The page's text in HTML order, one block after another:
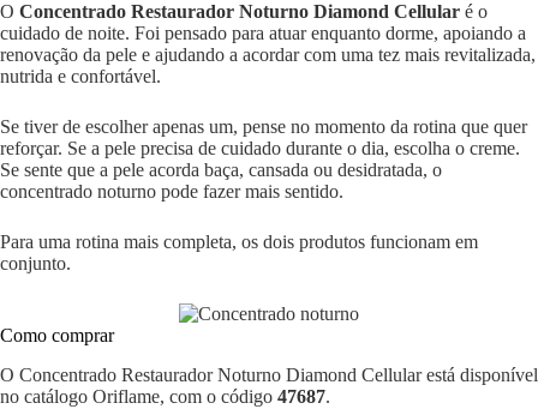
O Concentrado Restaurador Noturno Diamond Cellular é o
cuidado de noite. Foi pensado para atuar enquanto dorme, apoiando a
renovação da pele e ajudando a acordar com uma tez mais revitalizada,
nutrida e confortável.
Se tiver de escolher apenas um, pense no momento da rotina que quer
reforçar. Se a pele precisa de cuidado durante o dia, escolha o creme.
Se sente que a pele acorda baça, cansada ou desidratada, o
concentrado noturno pode fazer mais sentido.
Para uma rotina mais completa, os dois produtos funcionam em
conjunto.
Como comprar
O Concentrado Restaurador Noturno Diamond Cellular está disponível
no catálogo Oriflame, com o código 47687.